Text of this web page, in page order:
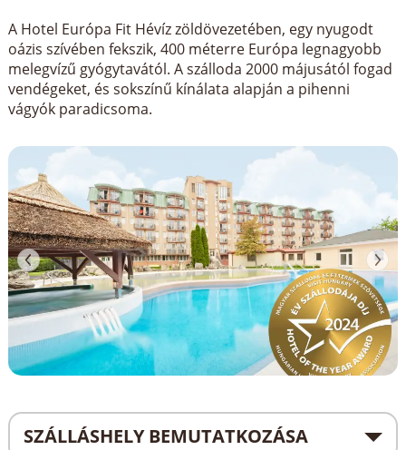
A Hotel Európa Fit Hévíz zöldövezetében, egy nyugodt
oázis szívében fekszik, 400 méterre Európa legnagyobb
melegvízű gyógytavától. A szálloda 2000 májusától fogad
vendégeket, és sokszínű kínálata alapján a pihenni
vágyók paradicsoma.
SZÁLLÁSHELY BEMUTATKOZÁSA